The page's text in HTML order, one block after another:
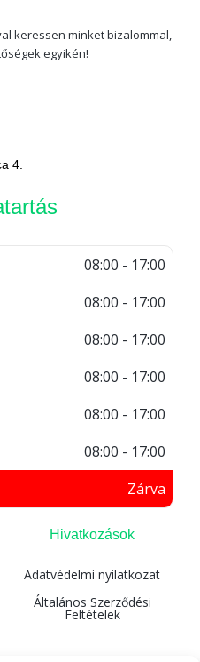
keressen minket bizalommal,
egyikén!
4.
08:00 - 17:00
08:00 - 17:00
08:00 - 17:00
08:00 - 17:00
08:00 - 17:00
08:00 - 17:00
Zárva
Hivatkozások
Adatvédelmi nyilatkozat
Általános Szerződési
Feltételek